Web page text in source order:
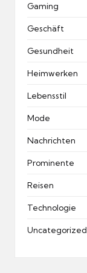
Gaming
Geschäft
Gesundheit
Heimwerken
Lebensstil
Mode
Nachrichten
Prominente
Reisen
Technologie
Uncategorized